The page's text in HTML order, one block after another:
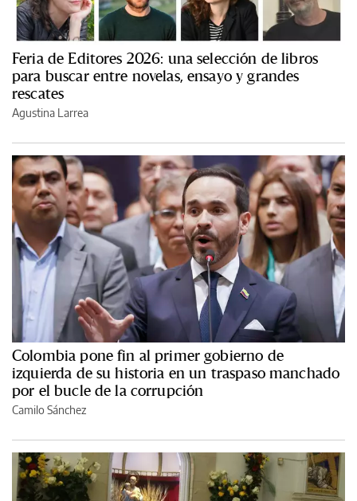
Feria de Editores 2026: una selección de libros
para buscar entre novelas, ensayo y grandes
rescates
Agustina Larrea
Colombia pone fin al primer gobierno de
izquierda de su historia en un traspaso manchado
por el bucle de la corrupción
Camilo Sánchez